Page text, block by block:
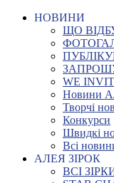
НОВИНИ
ЩО
WE
Новини
Творчі
Конкурси
Швидкі
Всі
АЛЕЯ ЗІРОК
ВСІ